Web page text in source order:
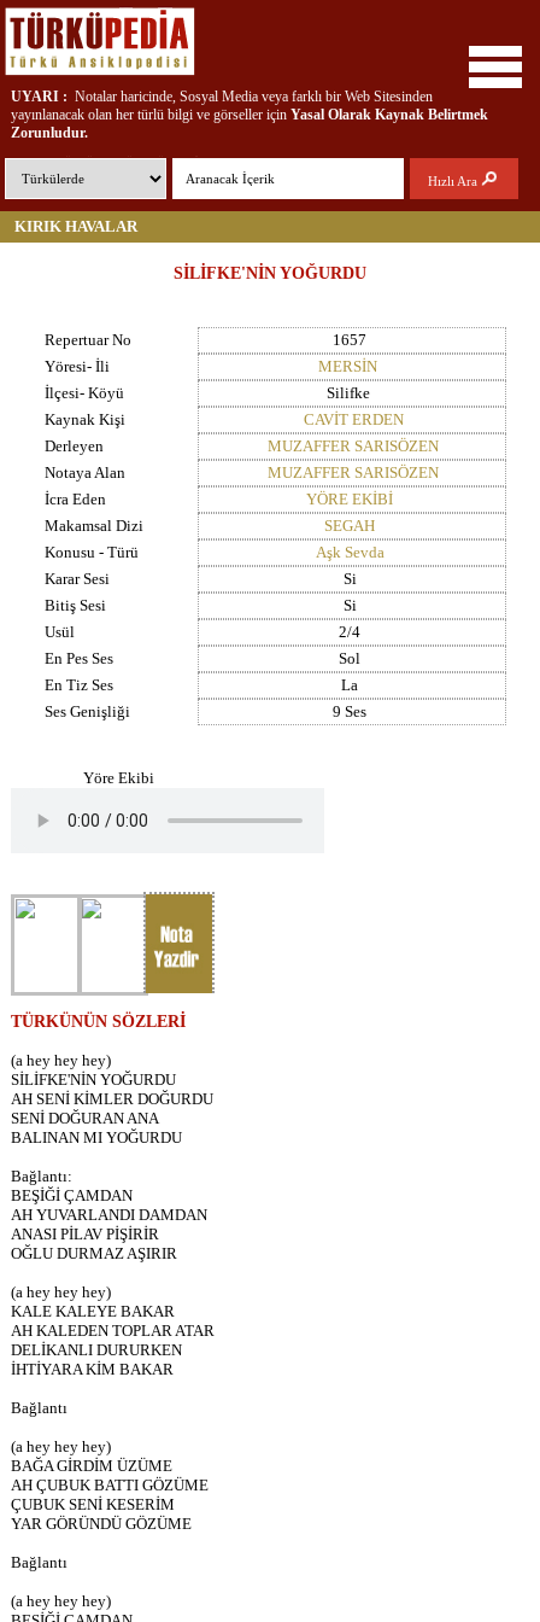
UYARI : Notalar haricinde, Sosyal Media veya farklı bir Web Sitesinden
yayınlanacak olan her türlü bilgi ve görseller için Yasal Olarak Kaynak Belirtmek
Zorunludur.
Emektarlarına ait bilgi, belge, doküman ve ses kayıtları içeren interaktif bir
kütüphanedir...
Hızlı Ara
KIRIK HAVALAR
SİLİFKE'NİN YOĞURDU
Repertuar No
1657
Yöresi- İli
MERSİN
İlçesi- Köyü
Silifke
Kaynak Kişi
CAVİT ERDEN
Derleyen
MUZAFFER SARISÖZEN
Notaya Alan
MUZAFFER SARISÖZEN
İcra Eden
YÖRE EKİBİ
Makamsal Dizi
SEGAH
Konusu - Türü
Aşk Sevda
Karar Sesi
Si
Bitiş Sesi
Si
Usül
2/4
En Pes Ses
Sol
En Tiz Ses
La
Ses Genişliği
9 Ses
Yöre Ekibi
TÜRKÜNÜN SÖZLERİ
(a hey hey hey)
SİLİFKE'NİN YOĞURDU
AH SENİ KİMLER DOĞURDU
SENİ DOĞURAN ANA
BALINAN MI YOĞURDU
Bağlantı:
BEŞİĞİ ÇAMDAN
AH YUVARLANDI DAMDAN
ANASI PİLAV PİŞİRİR
OĞLU DURMAZ AŞIRIR
(a hey hey hey)
KALE KALEYE BAKAR
AH KALEDEN TOPLAR ATAR
DELİKANLI DURURKEN
İHTİYARA KİM BAKAR
Bağlantı
(a hey hey hey)
BAĞA GİRDİM ÜZÜME
AH ÇUBUK BATTI GÖZÜME
ÇUBUK SENİ KESERİM
YAR GÖRÜNDÜ GÖZÜME
Bağlantı
(a hey hey hey)